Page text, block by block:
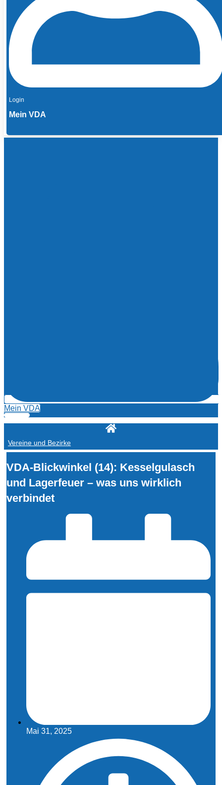
Login
Mein VDA
Mein VDA
Vereine und Bezirke
VDA-Blickwinkel (14): Kesselgulasch
und Lagerfeuer – was uns wirklich
verbindet
Mai 31, 2025